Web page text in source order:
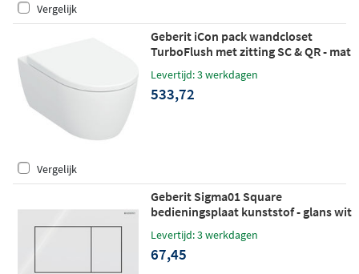
Vergelijk
Geberit iCon pack wandcloset
TurboFlush met zitting SC & QR - mat
Levertijd: 3 werkdagen
533,72
Vergelijk
Geberit Sigma01 Square
bedieningsplaat kunststof - glans wit
Levertijd: 3 werkdagen
67,45